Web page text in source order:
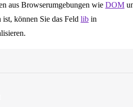
aus Browserumgebungen wie DOM
können Sie das Feld lib in